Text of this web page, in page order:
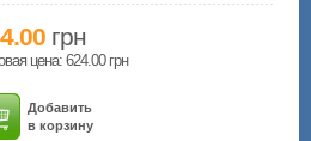
грн
цена: 624.00 грн
Добавить
в корзину